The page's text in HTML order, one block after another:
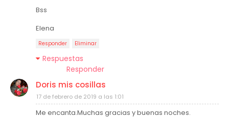
Bss
Elena
Responder Eliminar
Respuestas
Responder
Doris mis cosillas
17 de febrero de 2019 a las 1:01
Me encanta.Muchas gracias y buenas noches.